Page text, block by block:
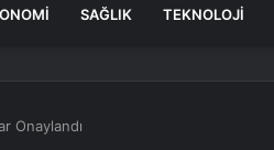
SAĞLIK TEKNOLOJI
Onaylandı